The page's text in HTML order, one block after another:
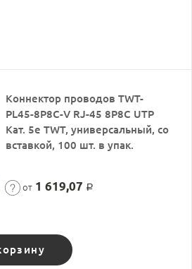
Коннектор проводов TWT-
PL45-8P8C-V RJ-45 8P8C UTP
Кат. 5e TWT, универсальный, со
вставкой, 100 шт. в упак.
от 1 619,07 Р